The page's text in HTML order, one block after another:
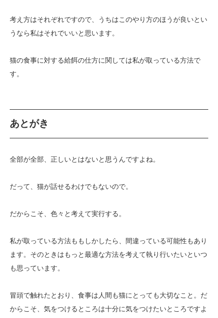
考え方はそれぞれですので、うちはこのやり方のほうが良いとい
うなら私はそれでいいと思います。
猫の食事に対する給餌の仕方に関しては私が取っている方法で
す。
あとがき
全部が全部、正しいとはないと思うんですよね。
だって、猫が話せるわけでもないので。
だからこそ、色々と考えて実行する。
私が取っている方法ももしかしたら、間違っている可能性もあり
ます。そのときはもっと最適な方法を考えて執り行いたいといつ
も思っています。
冒頭で触れたとおり、食事は人間も猫にとっても大切なこと。だ
からこそ、気をつけるところは十分に気をつけたいところですよ